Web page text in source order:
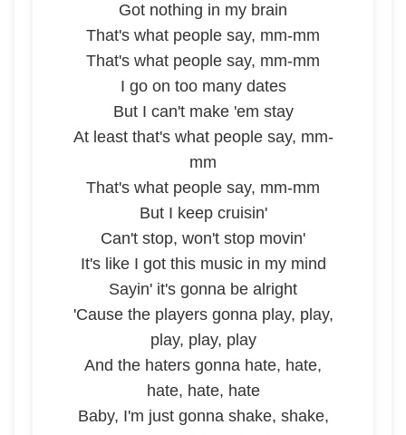
Got nothing in my brain
That's what people say, mm-mm
That's what people say, mm-mm
I go on too many dates
But I can't make 'em stay
At least that's what people say, mm-
mm
That's what people say, mm-mm
But I keep cruisin'
Can't stop, won't stop movin'
It's like I got this music in my mind
Sayin' it's gonna be alright
'Cause the players gonna play, play,
play, play, play
And the haters gonna hate, hate,
hate, hate, hate
Baby, I'm just gonna shake, shake,